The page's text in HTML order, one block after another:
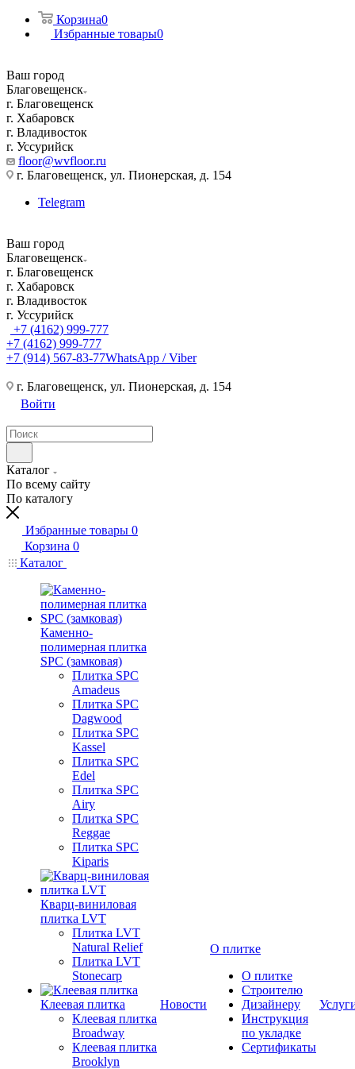
Корзина0
Избранные товары0
Ваш город
Благовещенск
г. Благовещенск
г. Хабаровск
г. Владивосток
г. Уссурийск
floor@wvfloor.ru
г. Благовещенск, ул. Пионерская, д. 154
Telegram
Ваш город
Благовещенск
г. Благовещенск
г. Хабаровск
г. Владивосток
г. Уссурийск
+7 (4162) 999-777
+7 (4162) 999-777
+7 (914) 567-83-77WhatsApp / Viber
г. Благовещенск, ул. Пионерская, д. 154
Войти
Каталог
По всему сайту
По каталогу
Избранные товары 0
Корзина 0
Каталог
Каменно-
полимерная плитка
SPC (замковая)
Плитка SPC
Amadeus
Плитка SPC
Dagwood
Плитка SPC
Kassel
Плитка SPC
Edel
Плитка SPC
Airy
Плитка SPC
Reggae
Плитка SPC
Kiparis
Кварц-виниловая
плитка LVT
Плитка LVT
Natural Relief
Плитка LVT
Stonecarp
Клеевая плитка
Клеевая плитка
Broadway
Клеевая плитка
Brooklyn
Новости
О плитке
О плитке
Строителю
Дизайнеру
Инструкция
по укладке
Сертификаты